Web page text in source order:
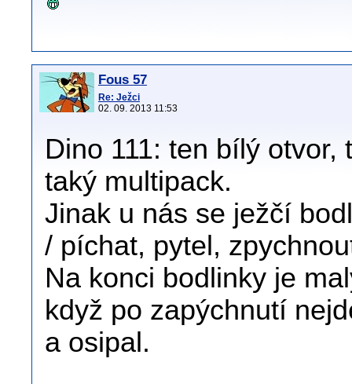
Fous 57
Re: Ježci
02. 09. 2013 11:53
Dino 111: ten bílý
taký multipack.
Jinak u nás se ježčí
/ píchat, pytel,
Na konci bodlinky je
když po zapýchnutí
a osipal.